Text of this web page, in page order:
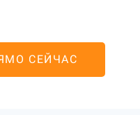
СЕЙЧАС